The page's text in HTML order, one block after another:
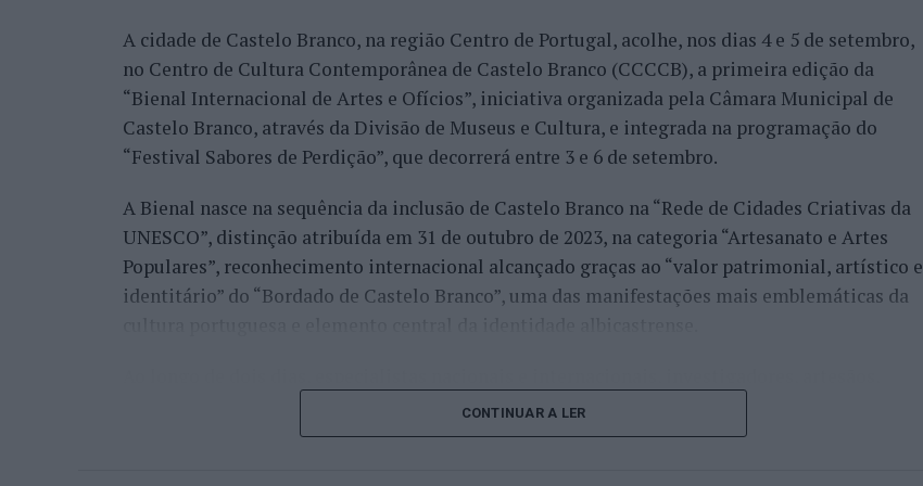
Já Jaime Faria venceu o peruano Gonzalo Bueno e o neerlandês Botic van de Zandschulp,
alcançando também os quartos de final, onde acabou eliminado pelo italiano Luciano
Darderi, num encontro decidido em três sets.
Nuno Borges, principal representante nacional no quadro principal, iniciou a participação
segunda ronda pelo argentino Román Andrés Burruchaga, num encontro disputado em três
sets.
Henrique Rocha e Frederico Ferreira Silva despediram-se na ronda inaugural. Rocha foi
afastado pelo espanhol Pedro Martínez, enquanto Ferreira Silva discutiu a passagem à
Na fase de qualificação, Tiago Pereira foi o português que mais longe chegou, alcançando o
quadro principal do torneio, onde acabou derrotado por Gonzalo Bueno. João Domingues,
A cidade de Castelo Branco, na região Centro de Portugal, acolhe, nos dias 4 e 5 de setembro,
no Centro de Cultura Contemporânea de Castelo Branco (CCCCB), a primeira edição da
“Bienal Internacional de Artes e Ofícios”, iniciativa organizada pela Câmara Municipal de
Castelo Branco, através da Divisão de Museus e Cultura, e integrada na programação do
“Festival Sabores de Perdição”, que decorrerá entre 3 e 6 de setembro.
A Bienal nasce na sequência da inclusão de Castelo Branco na “Rede de Cidades Criativas da
UNESCO”, distinção atribuída em 31 de outubro de 2023, na categoria “Artesanato e Artes
Populares”, reconhecimento internacional alcançado graças ao “valor patrimonial, artístico e
identitário” do “Bordado de Castelo Branco”, uma das manifestações mais emblemáticas da
representantes institucionais, organismos públicos, instituições de ensino superior e
cidades pertencentes à “Rede de Cidades Criativas da UNESCO” discutirão políticas públicas,
CONTINUAR A LER